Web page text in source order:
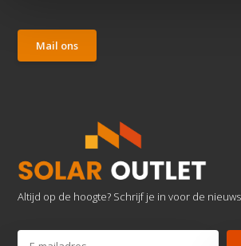
Mail ons
Altijd op de hoogte? Schrijf je in voor de